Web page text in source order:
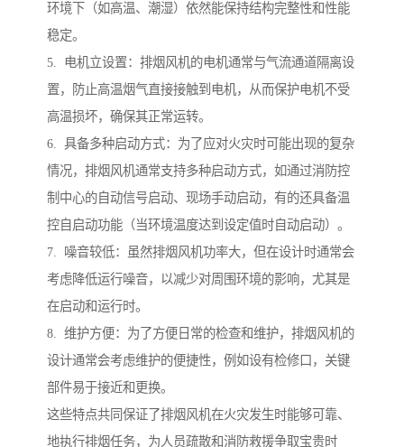
环境下（如高温、潮湿）依然能保持结构完整性和性能
稳定。
5. 电机立设置：排烟风机的电机通常与气流通道隔离设
置，防止高温烟气直接接触到电机，从而保护电机不受
高温损坏，确保其正常运转。
6. 具备多种启动方式：为了应对火灾时可能出现的复杂
情况，排烟风机通常支持多种启动方式，如通过消防控
制中心的自动信号启动、现场手动启动，有的还具备温
控自启动功能（当环境温度达到设定值时自动启动）。
7. 噪音较低：虽然排烟风机功率大，但在设计时通常会
考虑降低运行噪音，以减少对周围环境的影响，尤其是
在启动和运行时。
8. 维护方便：为了方便日常的检查和维护，排烟风机的
设计通常会考虑维护的便捷性，例如设有检修口，关键
部件易于接近和更换。
这些特点共同保证了排烟风机在火灾发生时能够可靠、
地执行排烟任务，为人员疏散和消防救援争取宝贵时